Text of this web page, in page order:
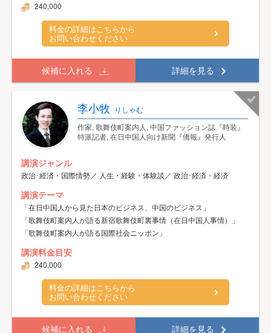
240,000
料金の詳細はこちらから
お問い合わせください
候補に入れる 詳細を見る
李小牧 りしゃむ
作家, 歌舞伎町案内人, 中国ファッション誌『時装』
特派記者, 在日中国人向け新聞『僑報』発行人
講演ジャンル
政治･経済・国際情勢／ 人生・経験・体験談／ 政治･経済・経済
講演テーマ
「在日中国人から見た日本のビジネス、中国のビジネス」
「歌舞伎町案内人が語る新宿歌舞伎町裏事情（在日中国人事情）」
「歌舞伎町案内人が語る国際社会ニッポン」
講演料金目安
240,000
料金の詳細はこちらから
お問い合わせください
候補に入れる 詳細を見る